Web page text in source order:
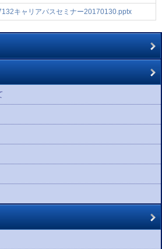
キャリアパスセミナー20170130.pptx